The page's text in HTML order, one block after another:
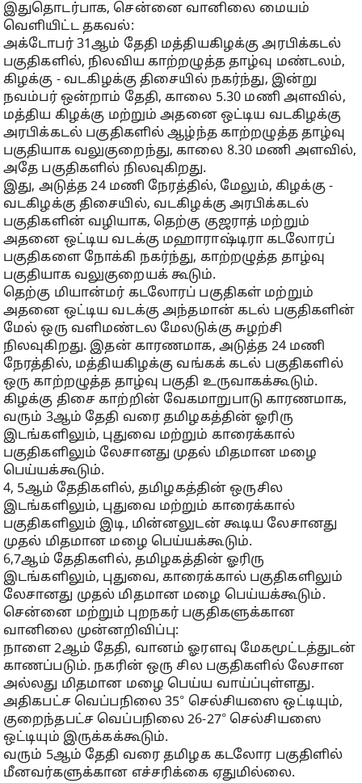
இதுதொடர்பாக, சென்னை வானிலை மையம்
வெளியிட்ட தகவல்:
அக்டோபர் 31ஆம் தேதி மத்தியகிழக்கு அரபிக்கடல்
பகுதிகளில், நிலவிய காற்றழுத்த தாழ்வு மண்டலம்,
கிழக்கு - வடகிழக்கு திசையில் நகர்ந்து, இன்று
நவம்பர் ஒன்றாம் தேதி, காலை 5.30 மணி அளவில்,
மத்திய கிழக்கு மற்றும் அதனை ஒட்டிய வடகிழக்கு
அரபிக்கடல் பகுதிகளில் ஆழ்ந்த காற்றழுத்த தாழ்வு
பகுதியாக வலுகுறைந்து, காலை 8.30 மணி அளவில்,
அதே பகுதிகளில் நிலவுகிறது.
இது, அடுத்த 24 மணி நேரத்தில், மேலும், கிழக்கு -
வடகிழக்கு திசையில், வடகிழக்கு அரபிக்கடல்
பகுதிகளின் வழியாக, தெற்கு குஜராத் மற்றும்
அதனை ஒட்டிய வடக்கு மஹாராஷ்டிரா கடலோரப்
பகுதிகளை நோக்கி நகர்ந்து, காற்றழுத்த தாழ்வு
பகுதியாக வலுகுறையக் கூடும்.
தெற்கு மியான்மர் கடலோரப் பகுதிகள் மற்றும்
அதனை ஒட்டிய வடக்கு அந்தமான் கடல் பகுதிகளின்
மேல் ஒரு வளிமண்டல மேலடுக்கு சுழற்சி
நிலவுகிறது. இதன் காரணமாக, அடுத்த 24 மணி
நேரத்தில், மத்தியகிழக்கு வங்கக் கடல் பகுதிகளில்
ஒரு காற்றழுத்த தாழ்வு பகுதி உருவாகக்கூடும்.
கிழக்கு திசை காற்றின் வேகமாறுபாடு காரணமாக,
வரும் 3ஆம் தேதி வரை தமிழகத்தின் ஓரிரு
இடங்களிலும், புதுவை மற்றும் காரைக்கால்
பகுதிகளிலும் லேசானது முதல் மிதமான மழை
பெய்யக்கூடும்.
4, 5ஆம் தேதிகளில், தமிழகத்தின் ஒருசில
இடங்களிலும், புதுவை மற்றும் காரைக்கால்
பகுதிகளிலும் இடி, மின்னலுடன் கூடிய லேசானது
முதல் மிதமான மழை பெய்யக்கூடும்.
6,7ஆம் தேதிகளில், தமிழகத்தின் ஓரிரு
இடங்களிலும், புதுவை, காரைக்கால் பகுதிகளிலும்
லேசானது முதல் மிதமான மழை பெய்யக்கூடும்.
சென்னை மற்றும் புறநகர் பகுதிகளுக்கான
வானிலை முன்னறிவிப்பு:
நாளை 2ஆம் தேதி, வானம் ஓரளவு மேகமூட்டத்துடன்
காணப்படும். நகரின் ஒரு சில பகுதிகளில் லேசான
அல்லது மிதமான மழை பெய்ய வாய்ப்புள்ளது.
அதிகபட்ச வெப்பநிலை 35° செல்சியஸை ஒட்டியும்,
குறைந்தபட்ச வெப்பநிலை 26-27° செல்சியஸை
ஒட்டியும் இருக்கக்கூடும்.
வரும் 5ஆம் தேதி வரை தமிழக கடலோர பகுதிளில்
மீனவர்களுக்கான எச்சரிக்கை ஏதுமில்லை.